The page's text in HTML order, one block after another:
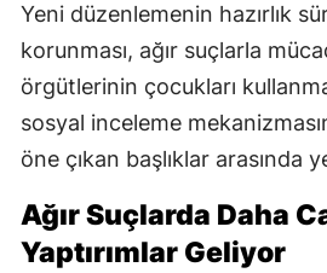
Yeni düzenlemenin hazırlık
korunması, ağır suçlarla
örgütlerinin çocukları
sosyal inceleme
öne çıkan başlıklar arasında
Ağır Suçlarda Daha
Yaptırımlar Geliyor